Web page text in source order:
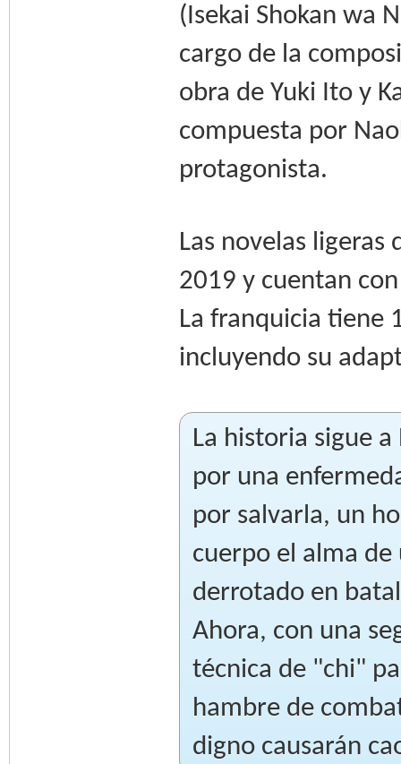
(Isekai Shokan wa
cargo de la
obra de Yuki Ito y
compuesta por
protagonista.
Las novelas
2019 y cuentan
La franquicia tiene
incluyendo su
La historia sigue
por una
por salvarla, un
cuerpo el alma
derrotado en
Ahora, con una
técnica de "chi"
hambre de
digno causarán